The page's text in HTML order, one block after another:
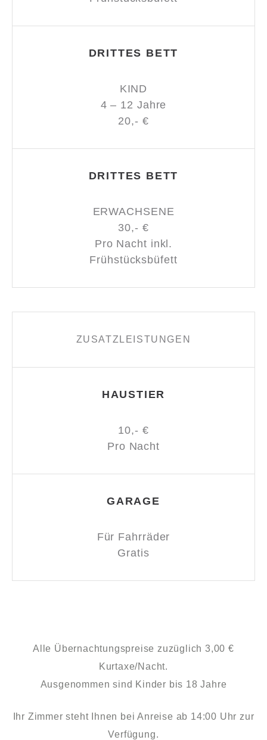
DRITTES BETT
KIND
4 – 12 Jahre
20,- €
DRITTES BETT
ERWACHSENE
30,- €
Pro Nacht inkl.
Frühstücksbüfett
ZUSATZLEISTUNGEN
HAUSTIER
10,- €
Pro Nacht
GARAGE
Für Fahrräder
Gratis
Alle Übernachtungspreise zuzüglich 3,00 €
Kurtaxe/Nacht.
Ausgenommen sind Kinder bis 18 Jahre
Ihr Zimmer steht Ihnen bei Anreise ab 14:00 Uhr zur
Verfügung.